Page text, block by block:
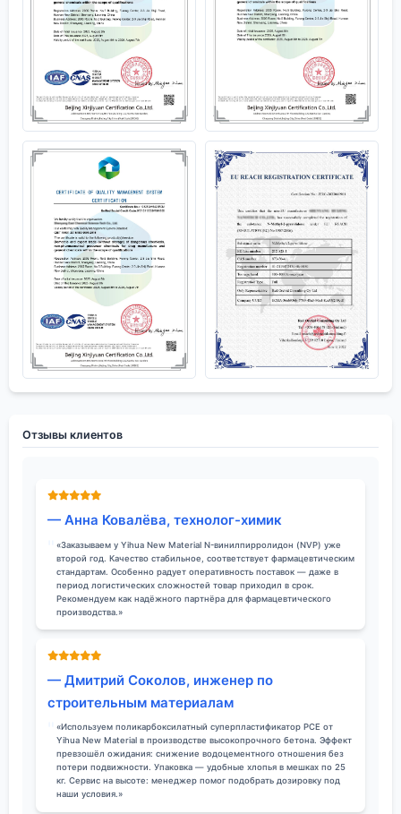
Отзывы клиентов
— Анна Ковалёва, технолог-химик
«Заказываем у Yihua New Material N-винилпирролидон (NVP) уже
второй год. Качество стабильное, соответствует фармацевтическим
стандартам. Особенно радует оперативность поставок — даже в
период логистических сложностей товар приходил в срок.
Рекомендуем как надёжного партнёра для фармацевтического
производства.»
— Дмитрий Соколов, инженер по
строительным материалам
«Используем поликарбоксилатный суперпластификатор PCE от
Yihua New Material в производстве высокопрочного бетона. Эффект
превзошёл ожидания: снижение водоцементного отношения без
потери подвижности. Упаковка — удобные хлопья в мешках по 25
кг. Сервис на высоте: менеджер помог подобрать дозировку под
наши условия.»